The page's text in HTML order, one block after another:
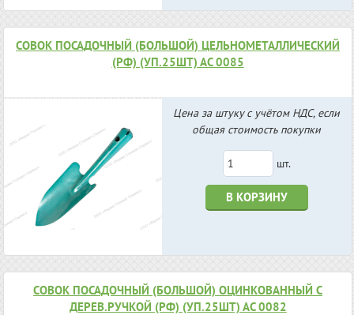
СОВОК ПОСАДОЧНЫЙ (БОЛЬШОЙ) ЦЕЛЬНОМЕТАЛЛИЧЕСКИЙ
(РФ) (УП.25ШТ) АС 0085
Цена за штуку с учётом НДС, если
общая стоимость покупки
шт.
В КОРЗИНУ
СОВОК ПОСАДОЧНЫЙ (БОЛЬШОЙ) ОЦИНКОВАННЫЙ С
ДЕРЕВ.РУЧКОЙ (РФ) (УП.25ШТ) АС 0082